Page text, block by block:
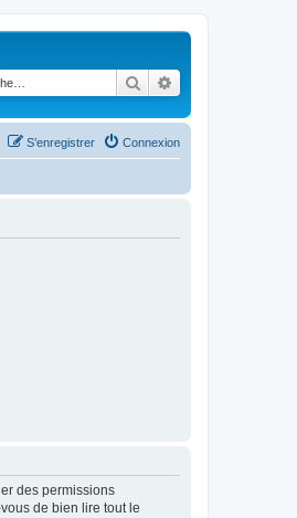
Rechercher
Connexion
S’enregistrer
des permissions
de bien lire tout le